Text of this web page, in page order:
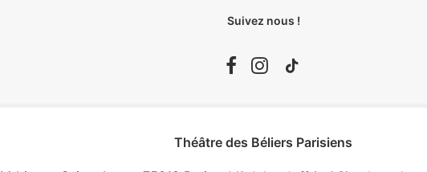
Suivez nous !
Théâtre des Béliers Parisiens